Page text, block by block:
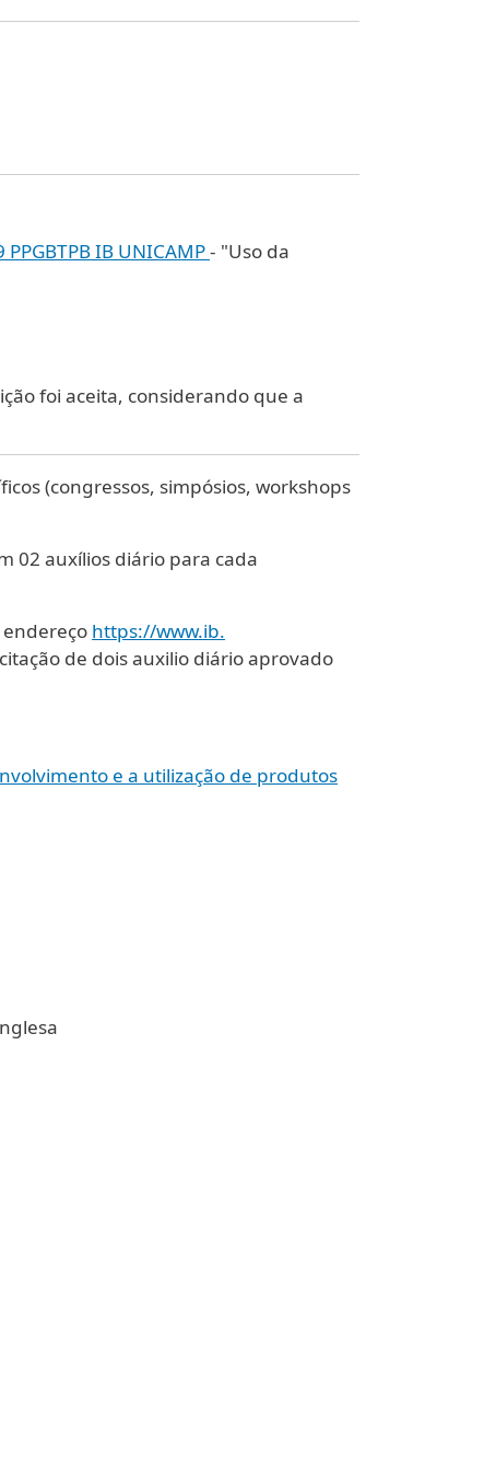
IB UNICAMP- "Uso da
foi aceita, considerando que a
(congressos, simpósios, workshops
02 auxílios diário para cada
https://www.ib.
de dois auxilio diário aprovado
e a utilização de produtos